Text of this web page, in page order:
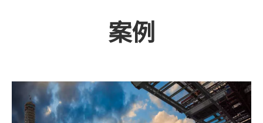
案例